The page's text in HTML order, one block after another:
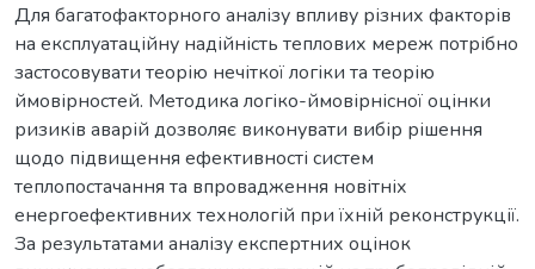
Для багатофакторного аналізу впливу різних факторів
на експлуатаційну надійність теплових мереж потрібно
застосовувати теорію нечіткої логіки та теорію
ймовірностей. Методика логіко-ймовірнісної оцінки
ризиків аварій дозволяє виконувати вибір рішення
щодо підвищення ефективності систем
теплопостачання та впровадження новітніх
енергоефективних технологій при їхній реконструкції.
За результатами аналізу експертних оцінок